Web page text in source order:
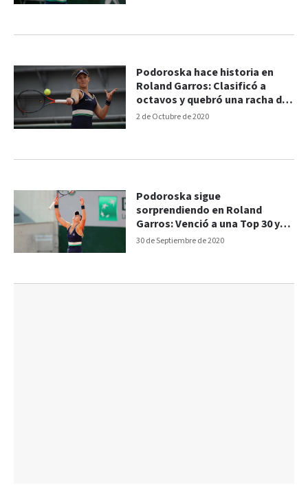
2 de Octubre de 2020
Podoroska hace historia en
Roland Garros: Clasificó a
octavos y quebró una racha de
9 años
30 de Septiembre de 2020
Podoroska sigue
sorprendiendo en Roland
Garros: Venció a una Top 30 y
pasó a tercera ronda